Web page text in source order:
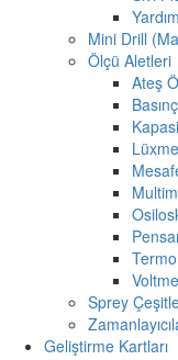
Mini Drill
Ölçü Aletleri
Ateş
Sprey
Geliştirme Kartları